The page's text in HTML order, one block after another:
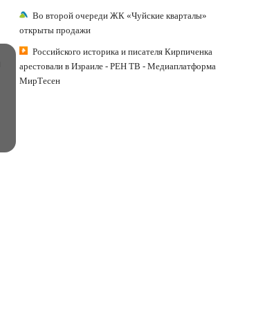
Во второй очереди ЖК «Чуйские кварталы»
открыты продажи
Российского историка и писателя Кирпиченка
арестовали в Израиле - РЕН ТВ - Медиаплатформа
МирТесен